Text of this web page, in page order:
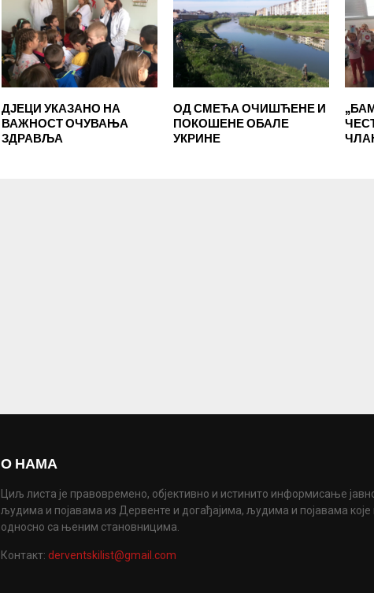
ДЈЕЦИ УКАЗАНО НА
ВАЖНОСТ ОЧУВАЊА
ЗДРАВЉА
ОД СМЕЋА ОЧИШЋЕНЕ И
ПОКОШЕНЕ ОБАЛЕ
УКРИНЕ
О НАМА
Циљ листа је правовремено, објективно и истинито информисање
људима и појавама из Дервенте и догађајима, људима и појавама
односно са њеним становницима.
Контакт: derventskilist@gmail.com